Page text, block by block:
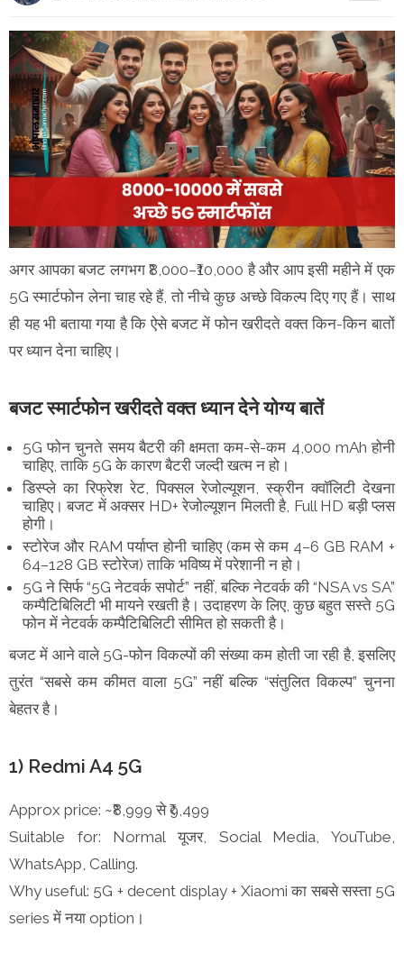
अगर आपका बजट लगभग ₹8,000–₹10,000 है और आप इसी महीने में एक
5G स्मार्टफोन लेना चाह रहे हैं, तो नीचे कुछ अच्छे विकल्प दिए गए हैं। साथ
ही यह भी बताया गया है कि ऐसे बजट में फोन खरीदते वक्त किन-किन बातों
पर ध्यान देना चाहिए।
बजट स्मार्टफोन खरीदते वक्त ध्यान देने योग्य बातें
5G फोन चुनते समय बैटरी की क्षमता कम-से-कम 4,000 mAh होनी
चाहिए, ताकि 5G के कारण बैटरी जल्दी खत्म न हो।
डिस्प्ले का रिफ्रेश रेट, पिक्सल रेजोल्यूशन, स्क्रीन क्वॉलिटी देखना
चाहिए। बजट में अक्सर HD+ रेजोल्यूशन मिलती है, Full HD बड़ी प्लस
होगी।
स्टोरेज और RAM पर्याप्त होनी चाहिए (कम से कम 4–6 GB RAM +
64–128 GB स्टोरेज) ताकि भविष्य में परेशानी न हो।
5G ने सिर्फ “5G नेटवर्क सपोर्ट” नहीं, बल्कि नेटवर्क की “NSA vs SA”
कम्पैटिबिलिटी भी मायने रखती है। उदाहरण के लिए, कुछ बहुत सस्ते 5G
फोन में नेटवर्क कम्पैटिबिलिटी सीमित हो सकती है।
बजट में आने वाले 5G-फोन विकल्पों की संख्या कम होती जा रही है, इसलिए
तुरंत “सबसे कम कीमत वाला 5G” नहीं बल्कि “संतुलित विकल्प” चुनना
बेहतर है।
1) Redmi A4 5G
Approx price: ~₹8,999 से ₹9,499
Suitable for: Normal यूजर, Social Media, YouTube,
WhatsApp, Calling.
Why useful: 5G + decent display + Xiaomi का सबसे सस्ता 5G
series में नया option।